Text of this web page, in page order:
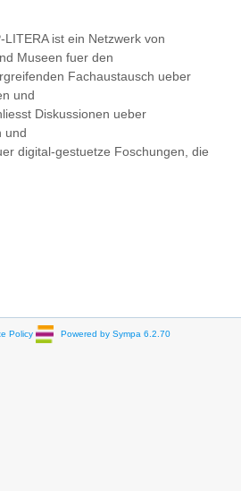
LITERA ist ein Netzwerk von
Museen fuer den
Fachaustausch ueber
und
Diskussionen ueber
und
digital-gestuetze Foschungen, die
Policy Powered by Sympa 6.2.70